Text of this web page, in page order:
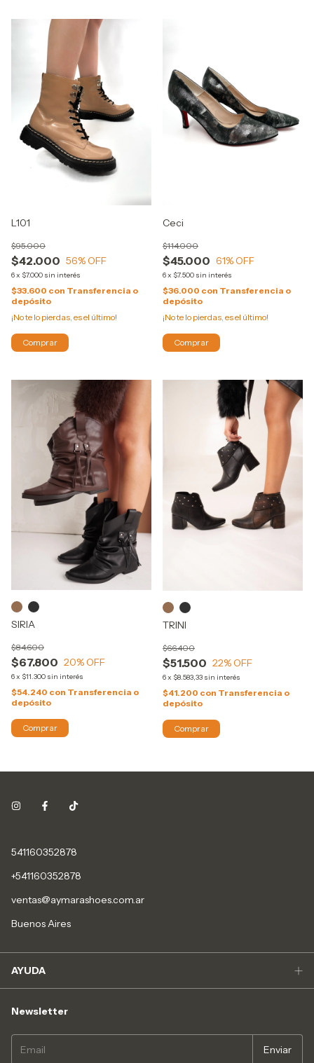
L101
$42.000
$95.000
56% OFF
6x $7.000 sin interés
$33.600 con Transferencia o
depósito
¡No te lo pierdas, es el último!
Comprar
Ceci
$45.000
$114.000
61% OFF
6x $7.500 sin interés
$36.000 con Transferencia o
depósito
¡No te lo pierdas, es el último!
Comprar
SIRIA
$67.800
$84.600
20% OFF
6x $11.300 sin interés
$54.240 con Transferencia o
depósito
Comprar
TRINI
$51.500
$66.400
22% OFF
6x $8.583,33 sin interés
$41.200 con Transferencia o
depósito
Comprar
541160352878
+541160352878
ventas@aymarashoes.com.ar
Buenos Aires
AYUDA
Newsletter